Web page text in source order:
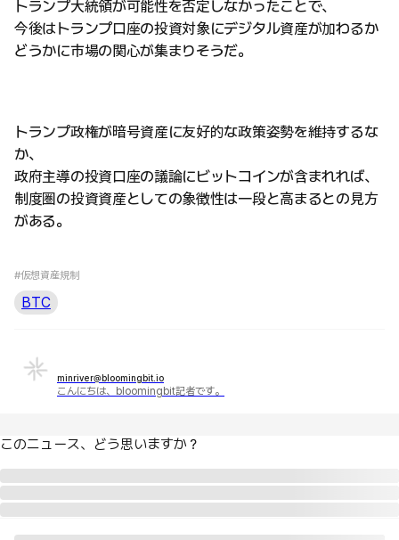
トランプ大統領が可能性を否定しなかったことで、
今後はトランプ口座の投資対象にデジタル資産が加わるか
どうかに市場の関心が集まりそうだ。
トランプ政権が暗号資産に友好的な政策姿勢を維持するな
か、
政府主導の投資口座の議論にビットコインが含まれれば、
制度圏の投資資産としての象徴性は一段と高まるとの見方
がある。
#仮想資産規制
BTC
minriver@bloomingbit.io
こんにちは、bloomingbit記者です。
このニュース、どう思いますか？